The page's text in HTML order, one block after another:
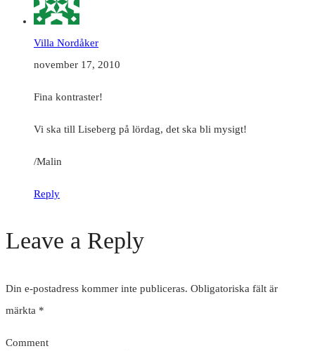
Villa Nordåker
november 17, 2010
Fina kontraster!
Vi ska till Liseberg på lördag, det ska bli mysigt!
/Malin
Reply
Leave a Reply
Din e-postadress kommer inte publiceras. Obligatoriska fält är
märkta *
Comment